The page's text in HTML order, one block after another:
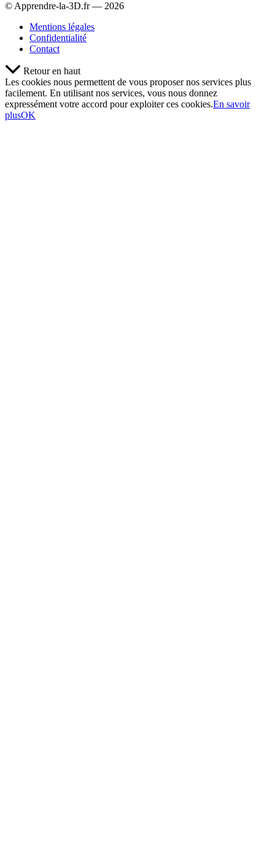
© Apprendre-la-3D.fr — 2026
Mentions légales
Confidentialité
Contact
Retour en haut
Les cookies nous permettent de vous proposer nos services plus
facilement. En utilisant nos services, vous nous donnez
expressément votre accord pour exploiter ces cookies.En savoir
plusOK